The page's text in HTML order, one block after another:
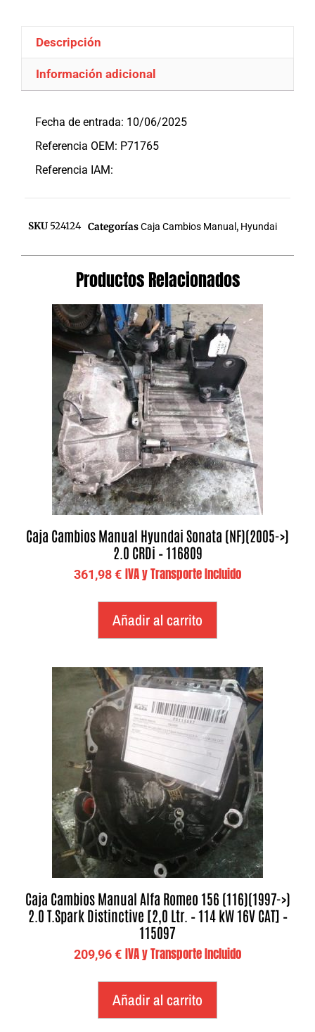
Descripción
Información adicional
Fecha de entrada: 10/06/2025
Referencia OEM: P71765
Referencia IAM:
SKU 524124 CategoríasCaja Cambios Manual , Hyundai
Productos Relacionados
Caja Cambios Manual Hyundai Sonata (NF)(2005->)
2.0 CRDi – 116809
361,98€ IVA y Transporte Incluido
Añadir al carrito
Caja Cambios Manual Alfa Romeo 156 (116)(1997->)
2.0 T.Spark Distinctive [2,0 Ltr. – 114 kW 16V CAT] –
115097
209,96€ IVA y Transporte Incluido
Añadir al carrito